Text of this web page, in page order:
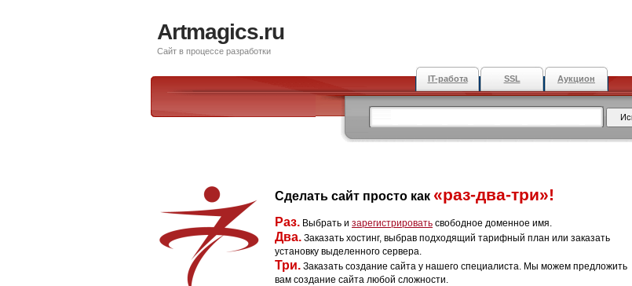
Artmagics.ru
Сайт в процессе разработки
IT-работа SSL Аукцион
Сделать сайт просто как «раз-два-три»!
Раз. Выбрать и зарегистрировать свободное доменное имя.
Два. Заказать хостинг, выбрав подходящий тарифный план или заказать
установку выделенного сервера.
Три. Заказать создание сайта у нашего специалиста. Мы можем предложить
вам создание сайта любой сложности.